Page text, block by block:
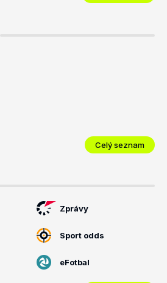
Celý seznam
Zprávy
Sport odds
eFotbal